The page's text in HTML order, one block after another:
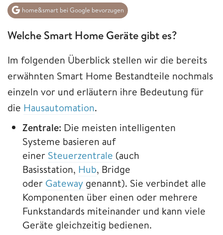
home&smart bei Google bevorzugen
Welche Smart Home Geräte gibt es?
Im folgenden Überblick stellen wir die bereits
erwähnten Smart Home Bestandteile nochmals
einzeln vor und erläutern ihre Bedeutung für
die Hausautomation.
Zentrale: Die meisten intelligenten
Systeme basieren auf
einer Steuerzentrale (auch
Basisstation, Hub, Bridge
oder Gateway genannt). Sie verbindet alle
Komponenten über einen oder mehrere
Funkstandards miteinander und kann viele
Geräte gleichzeitig bedienen.